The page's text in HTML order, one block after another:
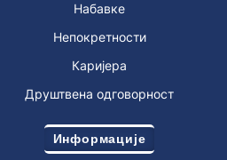
Набавке
Непокретности
Каријера
Друштвена одговорност
Информације